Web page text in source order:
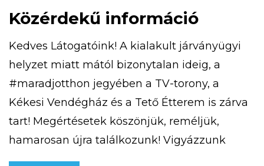
Közérdekű információ
Kedves Látogatóink! A kialakult járványügyi
helyzet miatt mától bizonytalan ideig, a
#maradjotthon jegyében a TV-torony, a
Kékesi Vendégház és a Tető Étterem is zárva
tart! Megértésetek köszönjük, reméljük,
hamarosan újra találkozunk! Vigyázzunk
egymásra!